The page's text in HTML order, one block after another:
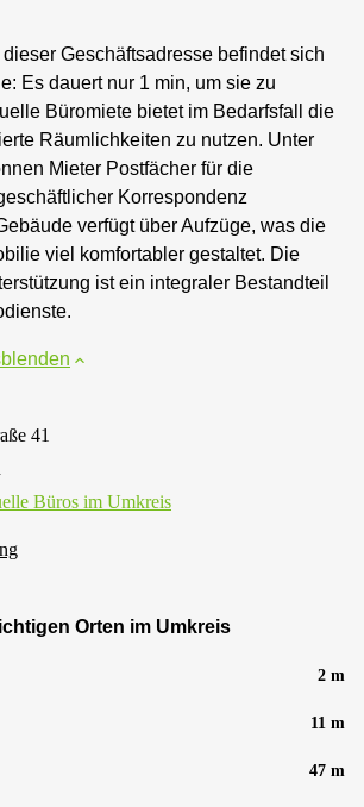
Geschäftsadresse befindet sich
Es dauert nur 1 min, um sie zu
Büromiete bietet im Bedarfsfall die
Räumlichkeiten zu nutzen. Unter
Mieter Postfächer für die
Korrespondenz
verfügt über Aufzüge, was die
viel komfortabler gestaltet. Die
ist ein integraler Bestandteil
41
Büros im Umkreis
Orten im Umkreis
2 m
11 m
47 m